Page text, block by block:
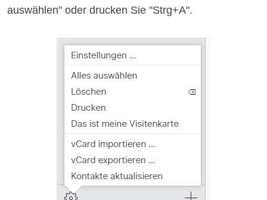
auswählen" oder drucken Sie "Strg+A".